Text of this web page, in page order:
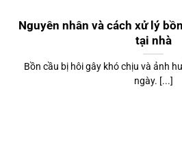
Nguyên nhân và cách xử lý
tại nhà
Bồn cầu bị hôi gây khó chịu và ảnh
ngày. [...]